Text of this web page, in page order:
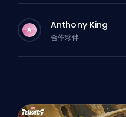
A Anthony King
合作夥伴